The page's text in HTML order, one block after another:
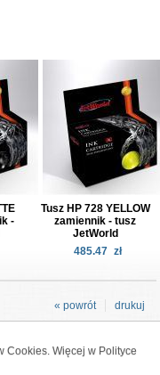
-
Tusz HP 728 YELLOW
zamiennik - tusz
JetWorld
485.47 zł
drukuj
« powrót
Cookies. Więcej w Polityce